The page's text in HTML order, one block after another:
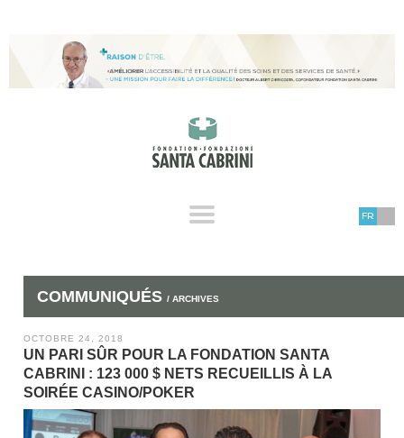
FR
COMMUNIQUÉS / ARCHIVES
OCTOBRE 24, 2018
UN PARI SÛR POUR LA FONDATION SANTA
CABRINI : 123 000 $ NETS RECUEILLIS À LA
SOIRÉE CASINO/POKER